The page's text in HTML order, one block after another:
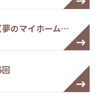
のマイホーム…